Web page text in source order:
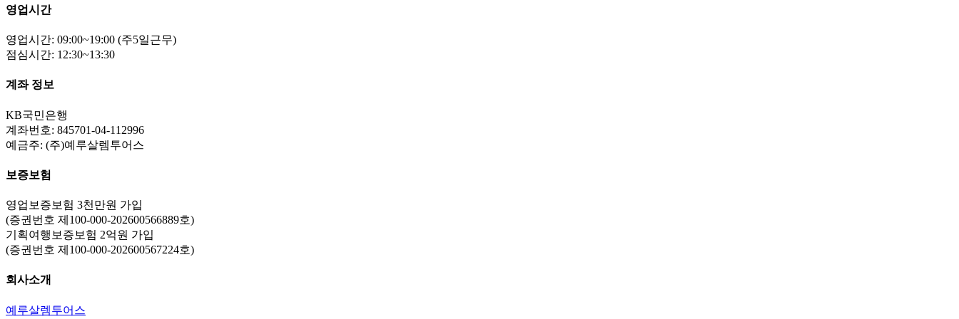
영업시간
영업시간: 09:00~19:00 (주5일근무)
점심시간: 12:30~13:30
계좌 정보
KB국민은행
계좌번호: 845701-04-112996
예금주: (주)예루살렘투어스
보증보험
영업보증보험 3천만원 가입
(증권번호 제100-000-202600566889호)
기획여행보증보험 2억원 가입
(증권번호 제100-000-202600567224호)
회사소개
예루살렘투어스